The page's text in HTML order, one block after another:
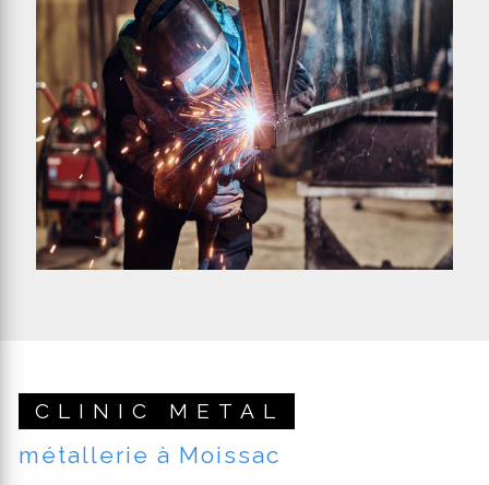
CLINIC METAL
métallerie à Moissac